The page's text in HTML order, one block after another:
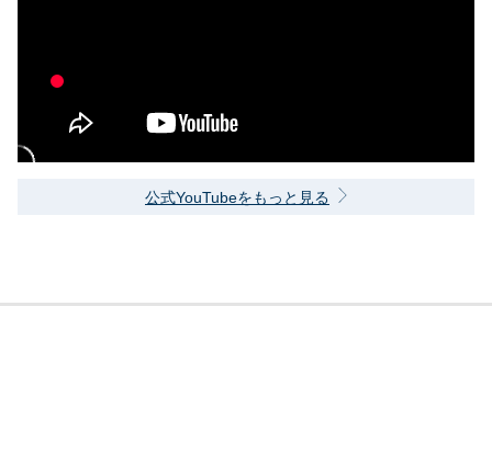
公式YouTubeをもっと見る